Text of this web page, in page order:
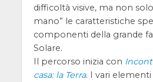
difficoltà visive, ma non
mano” le caratteristiche
componenti della grande
Solare.
Il percorso inizia con
casa: la Terra. I vari